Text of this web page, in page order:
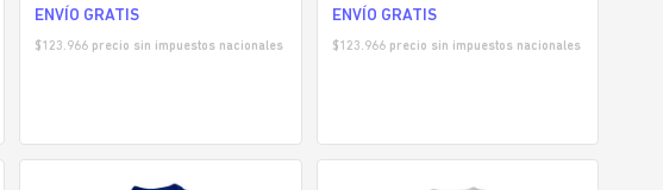
ENVÍO GRATIS
$123.966 precio sin impuestos nacionales
ENVÍO GRATIS
$123.966precio sin impuestos nacionales